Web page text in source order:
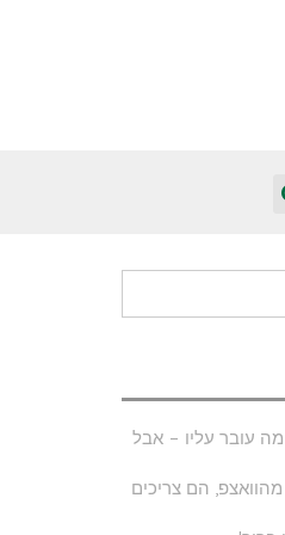
עובר עליו – אבל
מהוואצפ, הם צריכים